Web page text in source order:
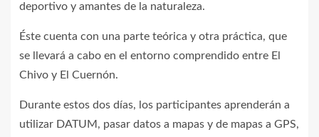
deportivo y amantes de la naturaleza.
Éste cuenta con una parte teórica y otra práctica, que
se llevará a cabo en el entorno comprendido entre El
Chivo y El Cuernón.
Durante estos dos días, los participantes aprenderán a
utilizar DATUM, pasar datos a mapas y de mapas a GPS,